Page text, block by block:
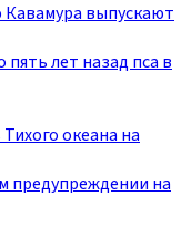
Кавамура выпускают
лет назад пса в
океана на
предупреждении на